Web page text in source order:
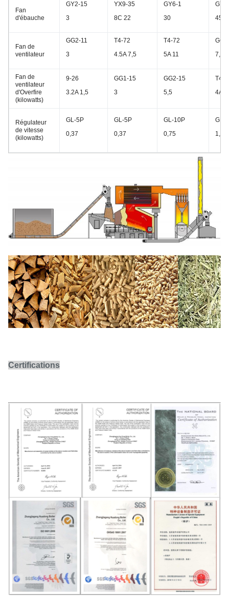
Fan
d'ébauche
GY2-15
3
YX9-35
8C 22
GY6-1
30
45
Fan de
ventilateur
GG2-11
3
T4-72
4.5A 7,5
T4-72
5A 11
7,5
Fan de
ventilateur
d'Overfire
(kilowatts)
9-26
3.2A 1,5
GG1-15
3
GG2-15
5,5
T4-
4A
Régulateur
de vitesse
(kilowatts)
GL-5P
0,37
GL-5P
0,37
GL-10P
0,75
GL-
1,1
Certifications